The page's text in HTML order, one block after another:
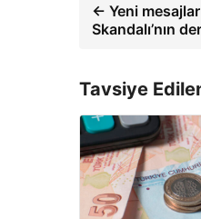
← Yeni
Skandalı’nın
Tavsiye